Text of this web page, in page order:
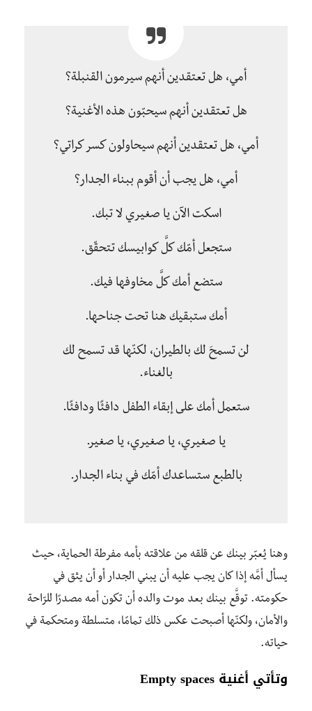
أمي، هل تعتقدين أنهم سيرمون القنبلة؟
هل تعتقدين أنهم سيحبّون هذه الأغنية؟
أمي، هل تعتقدين أنهم سيحاولون كسر كراتي؟
أمي، هل يجب أن أقوم ببناء الجدار؟
اسكت الآن يا صغيري لا تبك.
ستجعل أمّك كلَّ كوابيسك تتحقّق.
ستضع أمك كلَّ مخاوفها فيك.
أمك ستبقيك هنا تحت جناحها.
لن تسمحَ لك بالطيران، لكنّها قد تسمح لك
بالغناء.
ستعمل أمك على إبقاء الطفل دافئًا ودافئًا.
يا صغيري، يا صغيري، يا صغير.
بالطبع ستساعدك أمّك في بناء الجدار.
وهنا يُعبّر بينك عن قلقه من علاقته بأمه مفرطة الحماية، حيث
يسأل أمَّه إذا كان يجب عليه أن يبني الجدار أو أن يثق في
حكومته. توقَّع بينك بعد موت والده أن تكون أمه مصدرًا للرّاحة
والأمان، ولكنّها أصبحت عكس ذلك تمامًا، متسلطة ومتحكمة في
حياته.
وتأتي أغنية Empty spaces